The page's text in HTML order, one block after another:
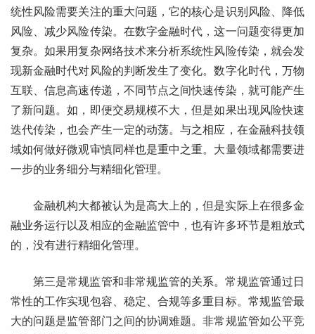
统性风险需要关注的重大问题，它的核心是识别风险、降低
风险、减少风险传染。在数字金融时代，这一问题变得更加
复杂。如果用复杂网络技术来分析系统性风险传染，就会发
现新金融时代对风险的判断发生了变化。数字化时代，万物
互联、信息高速传递，不同节点之间快速传染，就可能产生
了新问题。如，即便交易规模不大，但是如果出现风险快速
迭代传染，也会产生一定的动荡。与之相应，在金融科技领
域如何做好微观审慎同样也是重中之重。大量领域都需要进
一步的业务细分与精细化管理。
金融机构大都被认为是高大上的，但是实际上在很多金
融业务运行以及相应的金融监管中，也有许多环节是粗放式
的，没有进行精细化管理。
第三是常规监管和非常规监管的关系。常规监管通过日
常性的工作实现包容、稳定、合规等多重目标。常规监管最
大的问题是监管部门之间的协调难题。非常规监管如公平竞